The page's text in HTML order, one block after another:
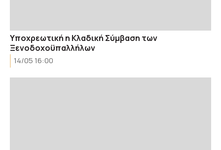
Yποχρεωτική η Κλαδική Σύμβαση των
Ξενοδοχοϋπαλλήλων
14/05 16:00